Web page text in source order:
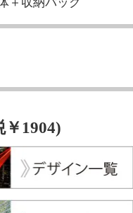
＋収納バッグ
￥1904)